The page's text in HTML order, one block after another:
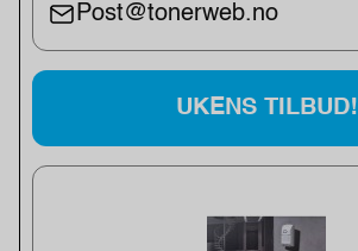
Post@tonerweb.no
UKENS TILBUD!